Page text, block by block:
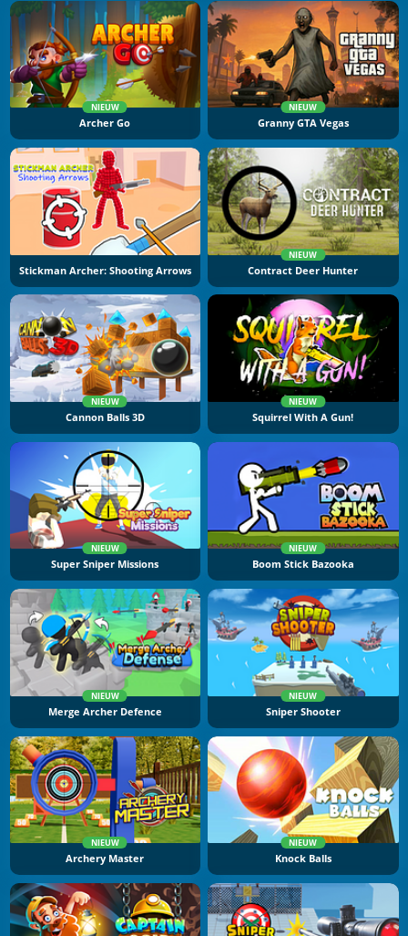
NIEUW
Archer Go
NIEUW
Granny GTA Vegas
Stickman Archer: Shooting Arrows
NIEUW
Contract Deer Hunter
NIEUW
Cannon Balls 3D
NIEUW
Squirrel With A Gun!
NIEUW
Super Sniper Missions
NIEUW
Boom Stick Bazooka
NIEUW
Merge Archer Defence
NIEUW
Sniper Shooter
NIEUW
Archery Master
NIEUW
Knock Balls